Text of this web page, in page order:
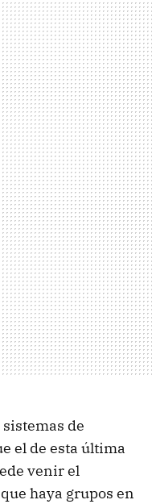
de
el de esta última
venir el
haya grupos en